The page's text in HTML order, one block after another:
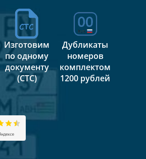
Изготовим
по одному
документу
(СТС)
Дубликаты
номеров
комплектом
1200 рублей